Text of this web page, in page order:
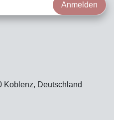
Anmelden
Koblenz, Deutschland